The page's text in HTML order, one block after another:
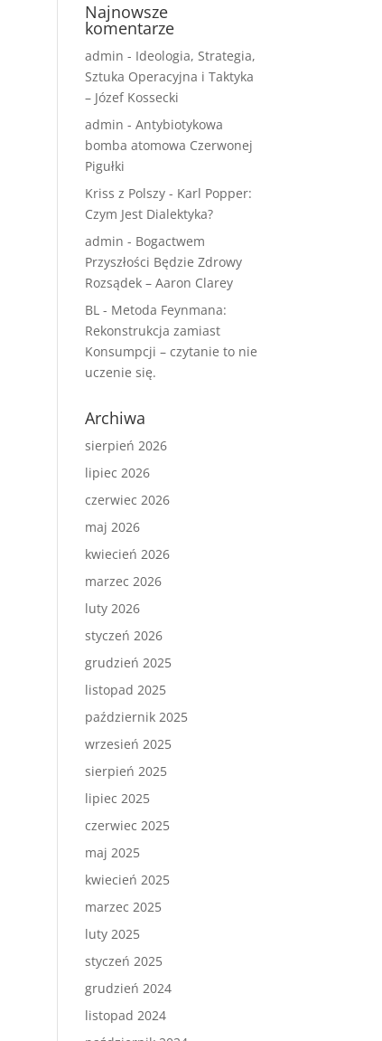
Najnowsze
komentarze
admin - Ideologia, Strategia,
Sztuka Operacyjna i Taktyka
– Józef Kossecki
admin -Antybiotykowa
bomba atomowa Czerwonej
Pigułki
Kriss z Polszy - Karl Popper:
Czym Jest Dialektyka?
admin - Bogactwem
Przyszłości Będzie Zdrowy
Rozsądek – Aaron Clarey
BL - Metoda Feynmana:
Rekonstrukcja zamiast
Konsumpcji – czytanie to nie
uczenie się.
Archiwa
sierpień 2026
lipiec 2026
czerwiec 2026
maj 2026
kwiecień 2026
marzec 2026
luty 2026
styczeń 2026
grudzień 2025
listopad 2025
październik 2025
wrzesień 2025
sierpień 2025
lipiec 2025
czerwiec 2025
maj 2025
kwiecień 2025
marzec 2025
luty 2025
styczeń 2025
grudzień 2024
listopad 2024